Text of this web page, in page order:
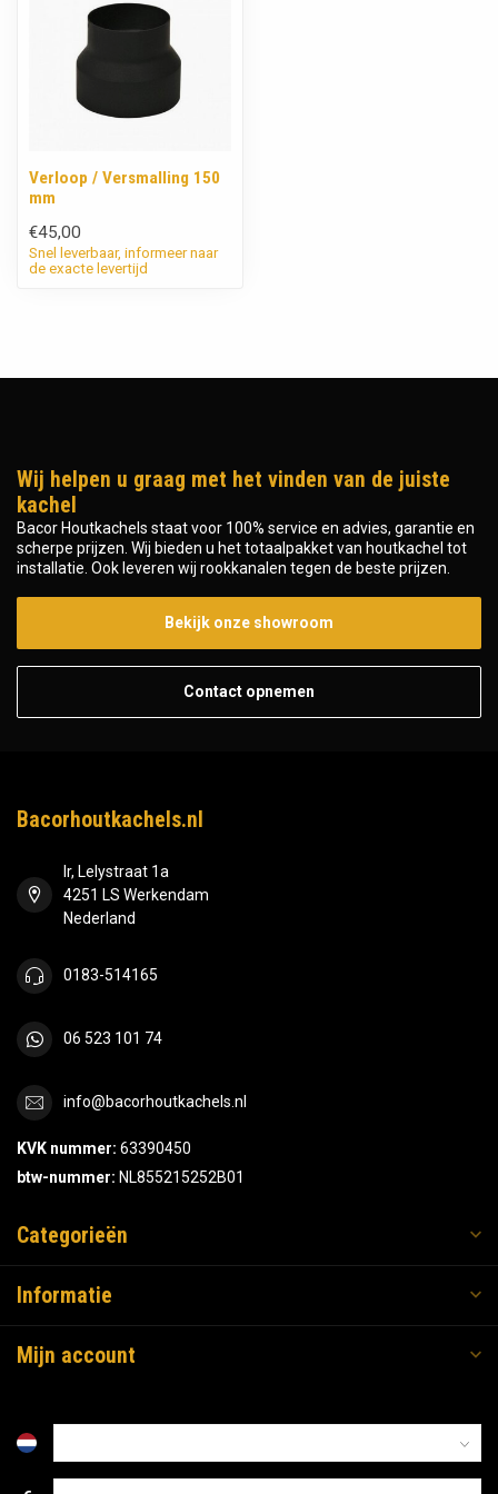
Verloop / Versmalling 150
mm
€45,00
Snel leverbaar, informeer naar
de exacte levertijd
Wij helpen u graag met het vinden van de juiste
kachel
Bacor Houtkachels staat voor 100% service en advies, garantie en
scherpe prijzen. Wij bieden u het totaalpakket van houtkachel tot
installatie. Ook leveren wij rookkanalen tegen de beste prijzen.
Bekijk onze showroom
Contact opnemen
Bacorhoutkachels.nl
Ir, Lelystraat 1a
4251 LS Werkendam
Nederland
0183-514165
06 523 101 74
info@bacorhoutkachels.nl
KVK nummer: 63390450
btw-nummer: NL855215252B01
Categorieën
Informatie
Mijn account